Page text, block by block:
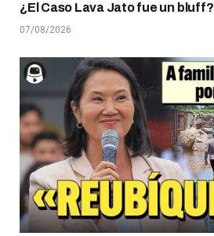
¿El Caso Lava Jato fue un bluff?
07/08/2026